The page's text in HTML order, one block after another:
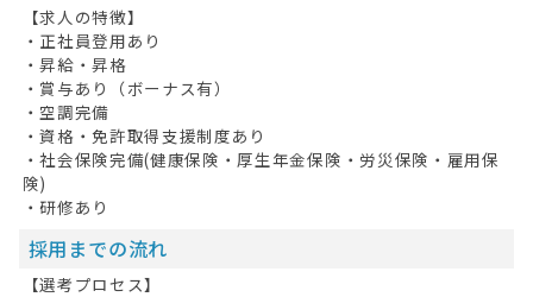
【求人の特徴】
・正社員登用あり
・昇給・昇格
・賞与あり（ボーナス有）
・空調完備
・資格・免許取得支援制度あり
・社会保険完備(健康保険・厚生年金保険・労災保険・雇用保
険)
・研修あり
採用までの流れ
【選考プロセス】